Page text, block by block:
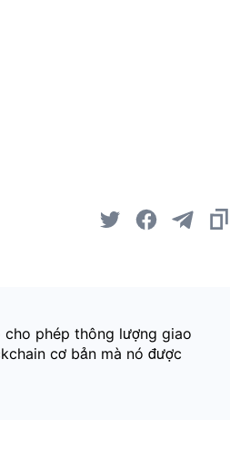
phép thông lượng giao
cơ bản mà nó được